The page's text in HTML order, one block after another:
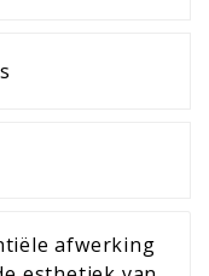
afwerking